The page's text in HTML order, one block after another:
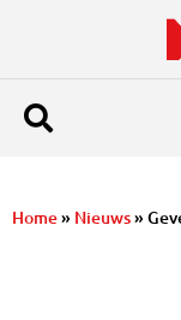
Home» Nieuws»